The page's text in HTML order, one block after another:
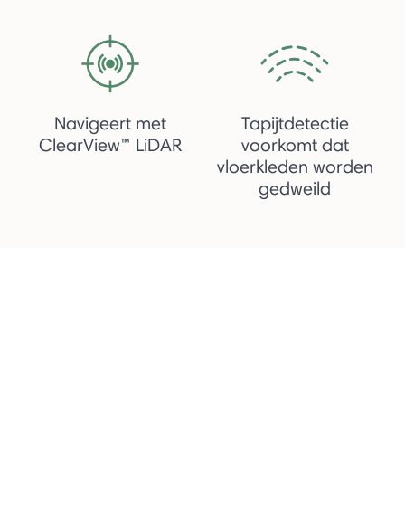
Navigeert met
ClearView™ LiDAR
Tapijtdetectie
voorkomt dat
vloerkleden worden
gedweild